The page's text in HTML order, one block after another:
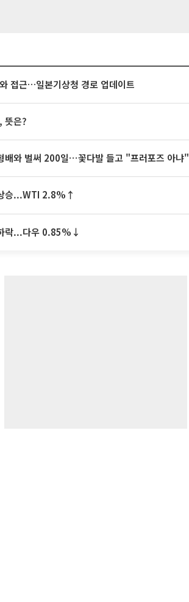
접근…일본기상청 경로 업데이트
뜻은?
배와 벌써 200일⋯꽃다발 들고 "프러포즈 아냐"
승...WTI 2.8%↑
락...다우 0.85%↓